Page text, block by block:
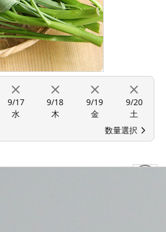
9/17
水
9/18
木
9/19
金
9/20
土
数量選択